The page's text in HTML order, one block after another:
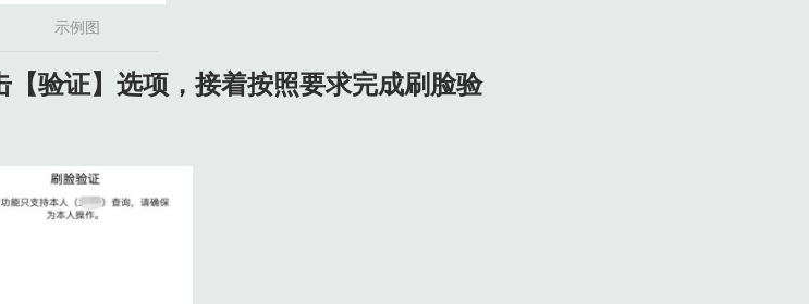
示例图
【验证】选项，接着按照要求完成刷脸验